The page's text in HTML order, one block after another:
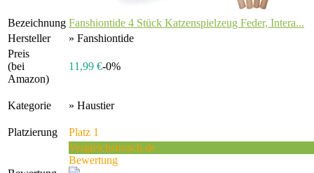
Bezeichnung Fanshiontide 4 Stück Katzenspielzeug Feder, Intera...
Hersteller
» Fanshiontide
Preis
(bei
Amazon)
11,99 €-0%
Kategorie » Haustier
Platzierung Platz 1
Vergleichsfrosch.de
Bewertung